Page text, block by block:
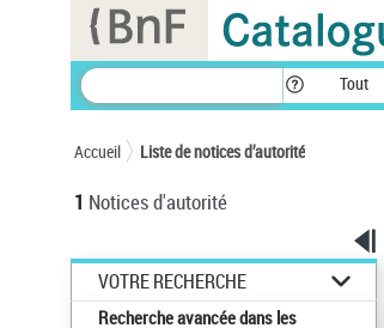
Tout
Accueil Liste de notices d’autorité
1 Notices d'autorité
VOTRE RECHERCHE
Recherche avancée dans les
Panneau de gestion des cookies